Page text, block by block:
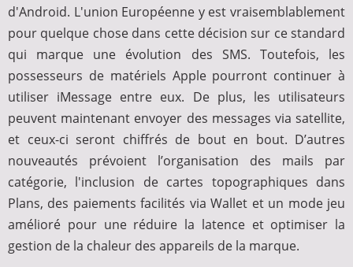
d'Android. L'union Européenne y est vraisemblablement
pour quelque chose dans cette décision sur ce standard
qui marque une évolution des SMS. Toutefois, les
possesseurs de matériels Apple pourront continuer à
utiliser iMessage entre eux. De plus, les utilisateurs
peuvent maintenant envoyer des messages via satellite,
et ceux-ci seront chiffrés de bout en bout. D’autres
nouveautés prévoient l’organisation des mails par
catégorie, l'inclusion de cartes topographiques dans
Plans, des paiements facilités via Wallet et un mode jeu
amélioré pour une réduire la latence et optimiser la
gestion de la chaleur des appareils de la marque.